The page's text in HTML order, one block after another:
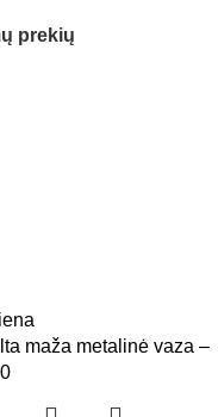
prekių